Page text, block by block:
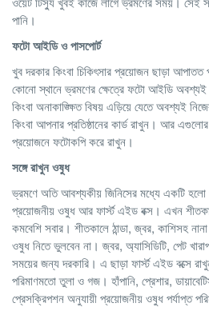
পানি।
ফটো আইডি ও পাসপোর্ট
খুব দরকার কিংবা চিকিৎসার প্রয়োজন ছাড়া আপাতত
কোনো স্থানে ভ্রমণের ক্ষেত্রে ফটো আইডি অবশ্যই
কিংবা অনাকাঙ্ক্ষিত বিষয় এড়িয়ে যেতে অবশ্যই
কিংবা আপনার প্রতিষ্ঠানের কার্ড রাখুন। আর
প্রয়োজনে ফটোকপি করে রাখুন।
সঙ্গে রাখুন ওষুধ
ভ্রমণে অতি আবশ্যকীয় জিনিসের মধ্যে একটি হলো
প্রয়োজনীয় ওষুধ আর ফার্স্ট এইড বক্স। এখন
কমবেশি সবার। শীতকালে ঠান্ডা, জ্বর, কাশিসহ
ওষুধ নিতে ভুলবেন না। জ্বর, অ্যাসিডিটি, পেট
সময়ের জন্য দরকারি। এ ছাড়া ফার্স্ট এইড বক্সে
পরিমাণমতো তুলা ও গজ। হাঁপানি, প্রেশার,
প্রেসক্রিপশন অনুযায়ী প্রয়োজনীয় ওষুধ পর্যাপ্ত